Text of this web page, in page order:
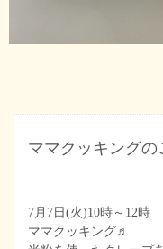
ママクッキングの
7月7日(火)10時～12時
ママクッキング♬